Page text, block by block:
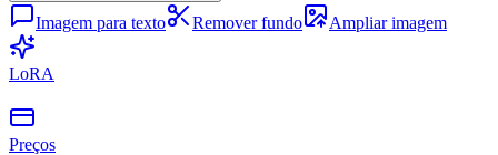
Imagem para texto Remover fundo Ampliar imagem
LoRA
Preços